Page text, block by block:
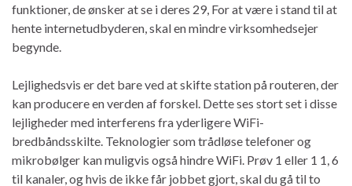
funktioner, de ønsker at se i deres 29, For at være i stand til at
hente internetudbyderen, skal en mindre virksomhedsejer
begynde.
Lejlighedsvis er det bare ved at skifte station på routeren, der
kan producere en verden af ​​forskel. Dette ses stort set i disse
lejligheder med interferens fra yderligere WiFi-
bredbåndsskilte. Teknologier som trådløse telefoner og
mikrobølger kan muligvis også hindre WiFi. Prøv 1 eller 1 1, 6
til kanaler, og hvis de ikke får jobbet gjort, skal du gå til to